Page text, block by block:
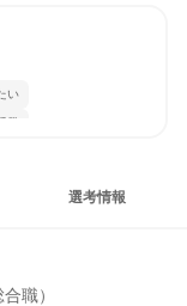
い
発
選考情報
職）